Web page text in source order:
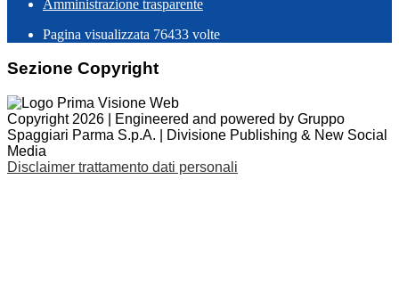
Amministrazione trasparente
Pagina visualizzata 76433 volte
Sezione Copyright
Copyright 2026 | Engineered and powered by Gruppo
Spaggiari Parma S.p.A. | Divisione Publishing & New Social
Media
Disclaimer trattamento dati personali